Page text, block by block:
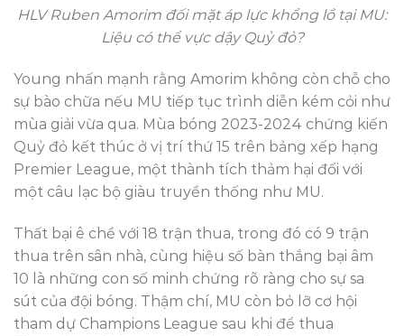
HLV Ruben Amorim đối mặt áp lực khổng lồ tại MU:
Liệu có thể vực dậy Quỷ đỏ?
Young nhấn mạnh rằng Amorim không còn chỗ cho
sự bào chữa nếu MU tiếp tục trình diễn kém cỏi như
mùa giải vừa qua. Mùa bóng 2023-2024 chứng kiến
Quỷ đỏ kết thúc ở vị trí thứ 15 trên bảng xếp hạng
Premier League, một thành tích thảm hại đối với
một câu lạc bộ giàu truyền thống như MU.
Thất bại ê chề với 18 trận thua, trong đó có 9 trận
thua trên sân nhà, cùng hiệu số bàn thắng bại âm
10 là những con số minh chứng rõ ràng cho sự sa
sút của đội bóng. Thậm chí, MU còn bỏ lỡ cơ hội
tham dự Champions League sau khi để thua